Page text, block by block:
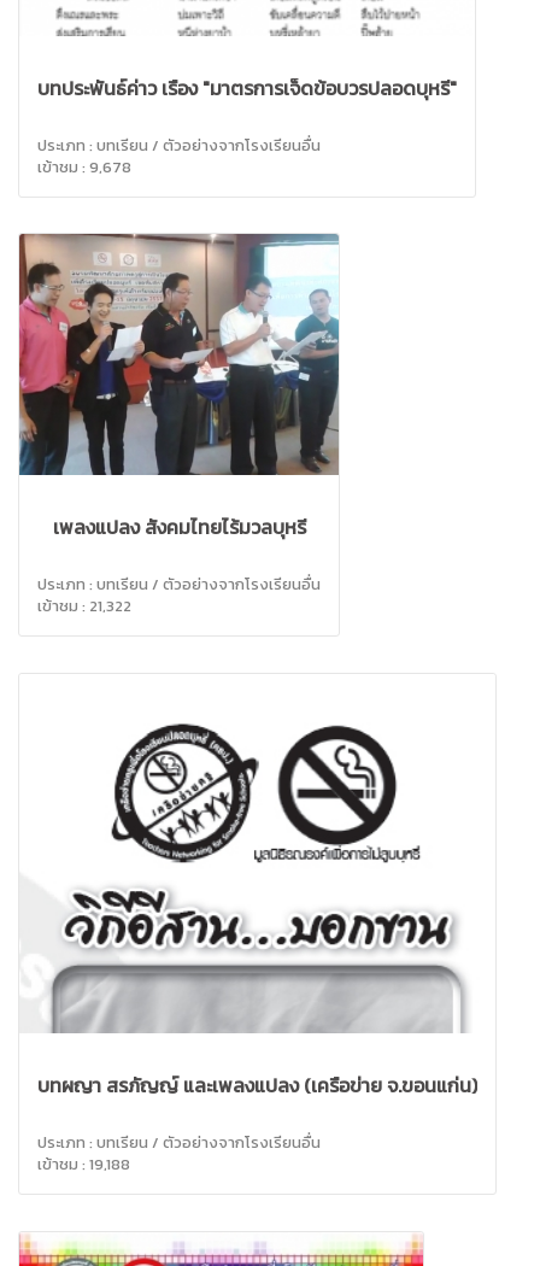
บทประพันธ์ค่าว เรื่อง "มาตรการเจ็ดข้อบวรปลอดบุหรี่"
ประเภท : บทเรียน / ตัวอย่างจากโรงเรียนอื่น
เข้าชม : 9,678
เพลงแปลง สังคมไทยไร้มวลบุหรี่
ประเภท : บทเรียน / ตัวอย่างจากโรงเรียนอื่น
เข้าชม : 21,322
บทผญา สรภัญญ์ และเพลงแปลง (เครือข่าย จ.ขอนแก่น)
ประเภท : บทเรียน / ตัวอย่างจากโรงเรียนอื่น
เข้าชม : 19,188